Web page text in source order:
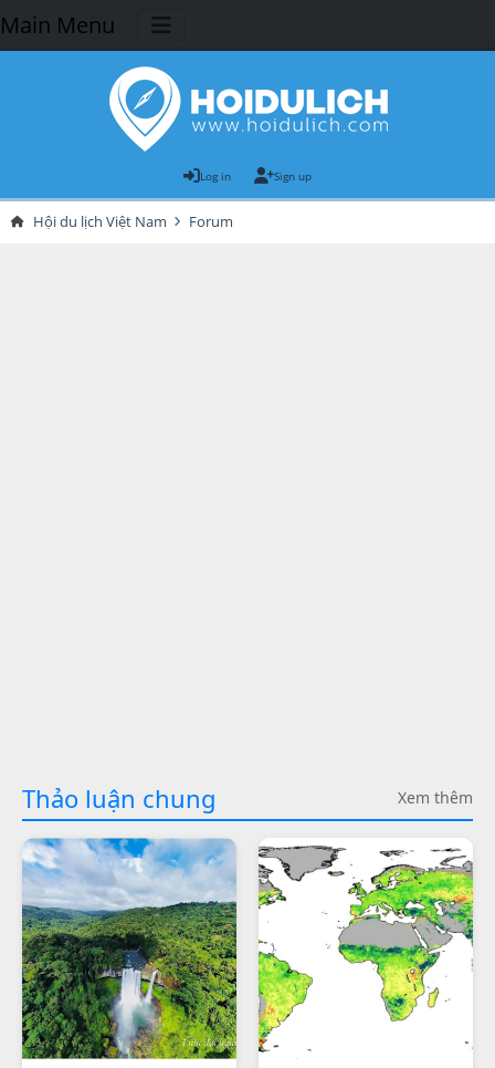
Main Menu
Log in Sign up
Hội du lịch Việt Nam Forum
Thảo luận chung Xem thêm